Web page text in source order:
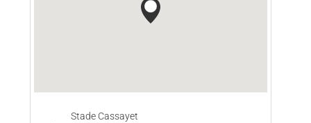
Stade Cassayet